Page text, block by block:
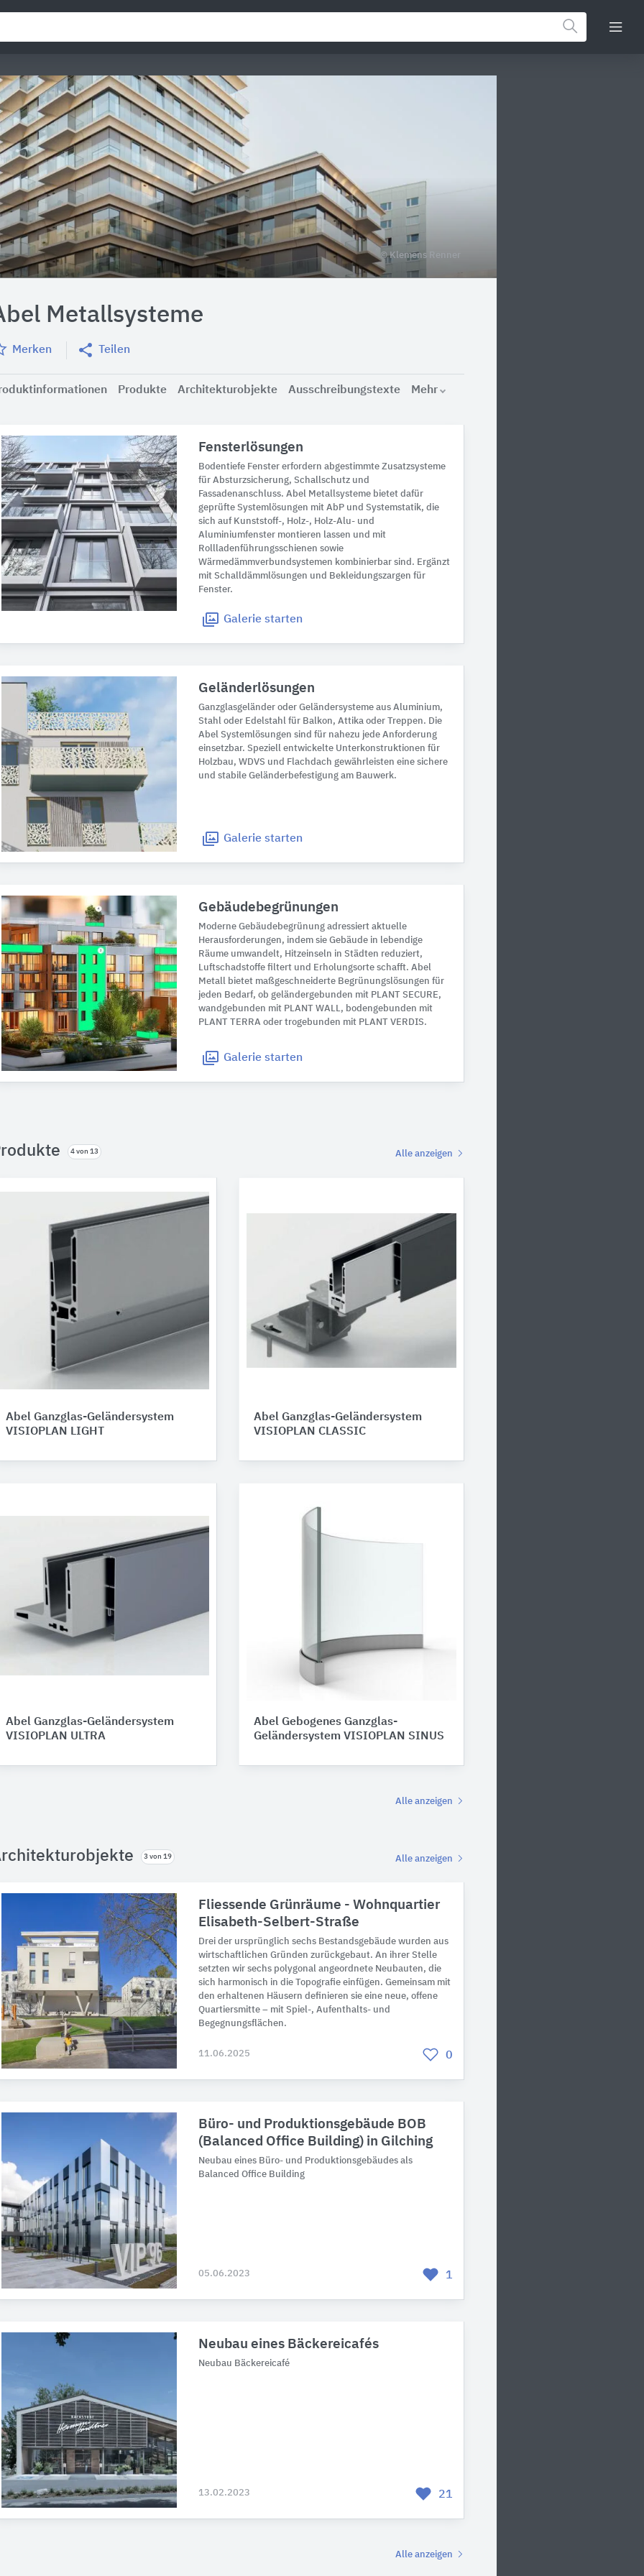
© Klemens Renner
Metallsysteme
Merken Teilen
Produkte Architekturobjekte Ausschreibungstexte Mehr
Fensterlösungen
Bodentiefe Fenster erfordern abgestimmte Zusatzsysteme
für Absturzsicherung, Schallschutz und
Fassadenanschluss. Abel Metallsysteme bietet dafür
geprüfte Systemlösungen mit AbP und Systemstatik, die
sich auf Kunststoff-, Holz-, Holz-Alu- und
Aluminiumfenster montieren lassen und mit
Rollladenführungsschienen sowie
Wärmedämmverbundsystemen kombinierbar sind. Ergänzt
mit Schalldämmlösungen und Bekleidungszargen für
Fenster.
Galerie starten
Geländerlösungen
Ganzglasgeländer oder Geländersysteme aus Aluminium,
Stahl oder Edelstahl für Balkon, Attika oder Treppen. Die
Abel Systemlösungen sind für nahezu jede Anforderung
einsetzbar. Speziell entwickelte Unterkonstruktionen für
Holzbau, WDVS und Flachdach gewährleisten eine sichere
und stabile Geländerbefestigung am Bauwerk.
Galerie starten
Gebäudebegrünungen
Moderne Gebäudebegrünung adressiert aktuelle
Herausforderungen, indem sie Gebäude in lebendige
Räume umwandelt, Hitzeinseln in Städten reduziert,
Luftschadstoffe filtert und Erholungsorte schafft. Abel
Metall bietet maßgeschneiderte Begrünungslösungen für
jeden Bedarf, ob geländergebunden mit PLANT SECURE,
wandgebunden mit PLANT WALL, bodengebunden mit
PLANT TERRA oder trogebunden mit PLANT VERDIS.
Galerie starten
4 von 13 Alle anzeigen
Abel Ganzglas-Geländersystem
VISIOPLAN LIGHT
Abel Ganzglas-Geländersystem
VISIOPLAN CLASSIC
Abel Ganzglas-Geländersystem
VISIOPLAN ULTRA
Abel Gebogenes Ganzglas-
Geländersystem VISIOPLAN SINUS
Alle anzeigen
3 von 19 Alle anzeigen
Fliessende Grünräume - Wohnquartier
Elisabeth-Selbert-Straße
Drei der ursprünglich sechs Bestandsgebäude wurden aus
wirtschaftlichen Gründen zurückgebaut. An ihrer Stelle
setzten wir sechs polygonal angeordnete Neubauten, die
sich harmonisch in die Topografie einfügen. Gemeinsam mit
den erhaltenen Häusern definieren sie eine neue, offene
Quartiersmitte – mit Spiel-, Aufenthalts- und
Begegnungsflächen.
11.06.2025 0
Büro- und Produktionsgebäude BOB
(Balanced Office Building) in Gilching
Neubau eines Büro- und Produktionsgebäudes als
Balanced Office Building
05.06.2023 1
Neubau eines Bäckereicafés
Neubau Bäckereicafé
13.02.2023 21
Alle anzeigen